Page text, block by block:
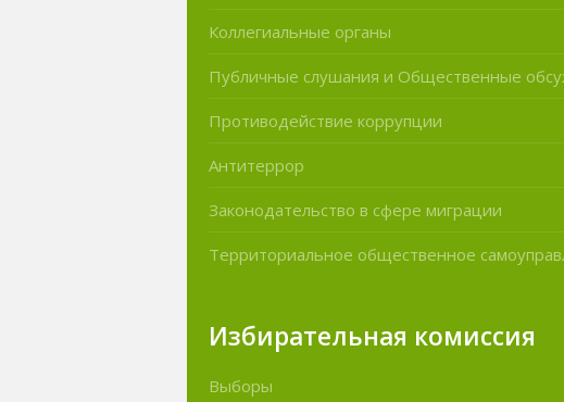
Коллегиальные органы
Публичные слушания и Общественные
Противодействие коррупции
Антитеррор
Законодательство в сфере миграции
Территориальное общественное
Избирательная комиссия
Выборы